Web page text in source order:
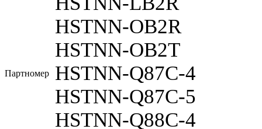
Партномер
HSTNN-OB2R
HSTNN-OB2T
HSTNN-Q87C-4
HSTNN-Q87C-5
HSTNN-Q88C-4